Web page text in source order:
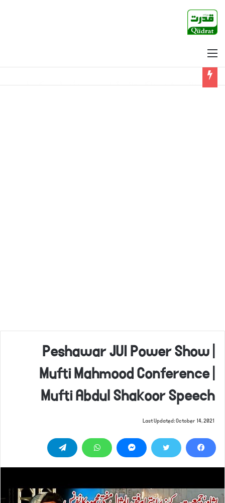
Peshawar JUI Power Show |
Mufti Mahmood Conference |
Mufti Abdul Shakoor Speech
Last Updated: October 14, 2021